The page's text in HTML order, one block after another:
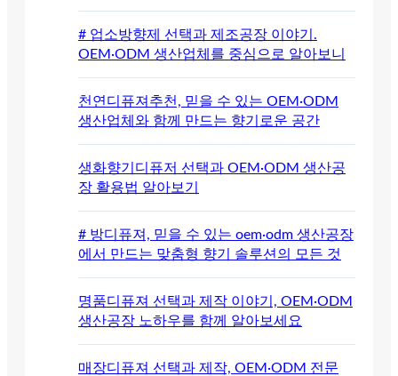
# 업소방향제 선택과 제조공장 이야기.
OEM·ODM 생산업체를 중심으로 알아보니
천연디퓨져추천, 믿을 수 있는 OEM·ODM
생산업체와 함께 만드는 향기로운 공간
생화향기디퓨저 선택과 OEM·ODM 생산공
장 활용법 알아보기
# 방디퓨져, 믿을 수 있는 oem·odm 생산공장
에서 만드는 맞춤형 향기 솔루션의 모든 것
명품디퓨져 선택과 제작 이야기, OEM·ODM
생산공장 노하우를 함께 알아보세요
매장디퓨져 선택과 제작, OEM·ODM 전문